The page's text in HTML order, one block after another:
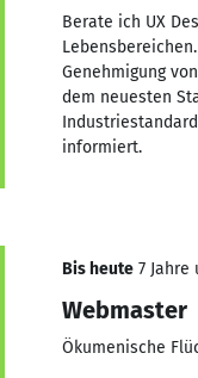
Berate ich UX
Genehmigung
dem neuesten
informiert.
Bis heute 7 Jahre
Webmaster
Ökumenische